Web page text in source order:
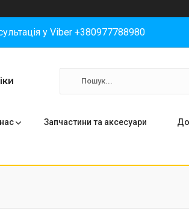
у Viber +380977788980
Запчастини та аксесуари